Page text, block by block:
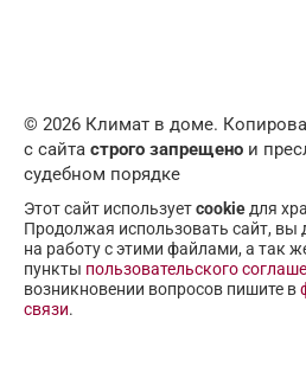
© 2026 Климат в доме.
с сайта строго запрещено и
судебном порядке
Этот сайт используетcookie для
Продолжая использовать сайт, вы
на работу с этими файлами, а так
пункты пользовательского
возникновении вопросов пишите в
связи.